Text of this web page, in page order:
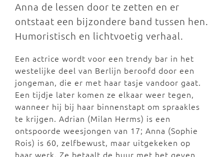
Anna de lessen door te zetten en er
ontstaat een bijzondere band tussen hen.
Humoristisch en lichtvoetig verhaal.
Een actrice wordt voor een trendy bar in het
westelijke deel van Berlijn beroofd door een
jongeman, die er met haar tasje vandoor gaat.
Een tijdje later komen ze elkaar weer tegen,
wanneer hij bij haar binnenstapt om spraakles
te krijgen. Adrian (Milan Herms) is een
ontspoorde weesjongen van 17; Anna (Sophie
Rois) is 60, zelfbewust, maar uitgekeken op
haar werk. Ze betaalt de huur met het geven